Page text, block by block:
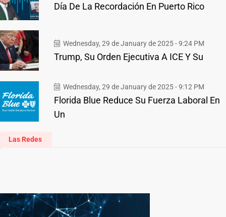
Día De La Recordación En Puerto Rico
Wednesday, 29 de January de 2025 - 9:24 PM
Trump, Su Orden Ejecutiva A ICE Y Su
Wednesday, 29 de January de 2025 - 9:12 PM
Florida Blue Reduce Su Fuerza Laboral En
Un
Las Redes